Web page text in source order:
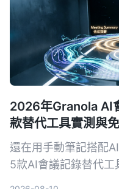
2026年Granola AI
款替代工具實測與
還在用手動筆記搭配
5款AI會議記錄替代工